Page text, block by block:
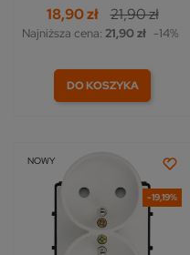
18,90 zł 21,90 zł
Najniższa cena: 21,90 zł -14%
DO KOSZYKA
-19,19%
NOWY